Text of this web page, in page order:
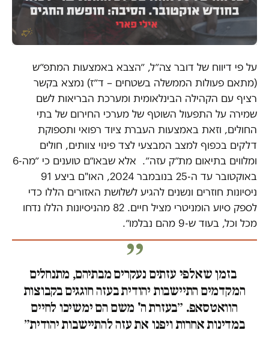
על פי דיווח של דובר צה״ל, ״הצבא באמצעות המתפ״ש
(מתאם פעולות הממשלה בשטחים – ד״ז) נמצא בקשר
רציף עם הקהילה הבינלאומית ומערכת הבריאות לשם
שמירה על התפעול השוטף של מערכי החירום של בתי
החולים, וזאת באמצעות העברת ציוד רפואי ותספוקת
דלקים בכפוף למצב המבצעי לצד פינוי צוותים, חולים
ומלווים בתיאום מת״ק עזה״. אלא שבאו״ם טוענים כי ״מה-6
באוקטובר עד ה-25 בנובמבר 2024, האו"ם ביצע 91
ניסיונות חוזרים ונשנים להגיע לשלושת האזורים הללו כדי
לספק סיוע הומניטרי מציל חיים. 82 מהניסיונות הללו נדחו
מכל וכל, בעוד ש-9 מהם נבלמו״.
בזמן שאלפי עזתים נעקרים מבתיהם, מתנחלים
המקדמים התיישבות יהודית בעזה חוגגים בקבוצות
הוואטסאפ. ״בעזרת ה' משם הם ימשיכו לחיים
במדינות אחרות ויפנו את עזה להתיישבות יהודית״